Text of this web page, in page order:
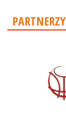
PARTNERZY